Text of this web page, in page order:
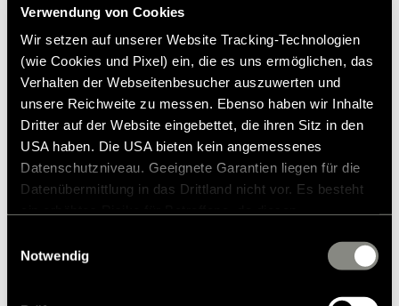
Verwendung von Cookies
Wir setzen auf unserer Website Tracking-Technologien
(wie Cookies und Pixel) ein, die es uns ermöglichen, das
Verhalten der Webseitenbesucher auszuwerten und
unsere Reichweite zu messen. Ebenso haben wir Inhalte
Dritter auf der Website eingebettet, die ihren Sitz in den
USA haben. Die USA bieten kein angemessenes
Datenschutzniveau. Geeignete Garantien liegen für die
Datenübermittlung in das Drittland nicht vor. Es besteht
zustehen. Eingesetzte Dienstleister können Daten für
zusammenführen. Weitere Informationen finden Sie in
Notwendig
Hymer Exsis-t Pure
1.265.000 kr. 2 - 3
694 cm
Längd från
3 500 kg
Högsta tekniskt tillåtna
nyttoviktfrån*
Det är lätt för dig att välja rätt Hymer: Exsis-t Pure som
halvintegrerad modell med Fiat Original-ram och utrustning